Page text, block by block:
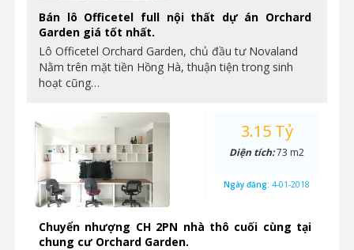
Bán lô Officetel full nội thất dự án Orchard
Garden giá tốt nhất.
Lô Officetel Orchard Garden, chủ đầu tư Novaland
Nằm trên mặt tiền Hồng Hà, thuận tiện trong sinh
hoạt cũng…
Chuyển nhượng CH 2PN nhà thô cuối cùng tại
chung cư Orchard Garden.
3.15 Tỷ
Diện tích:73 m2
Ngày đăng: 4-01-2018